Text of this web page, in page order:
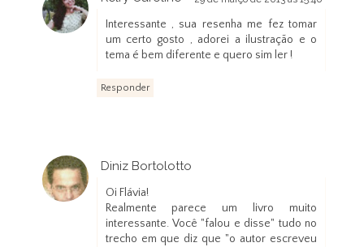
Interessante , sua resenha me fez tomar
um certo gosto , adorei a ilustração e o
tema é bem diferente e quero sim ler !
Responder
Diniz Bortolotto
Oi Flávia!
Realmente parece um livro muito
interessante. Você "falou e disse" tudo no
trecho em que diz que "o autor escreveu